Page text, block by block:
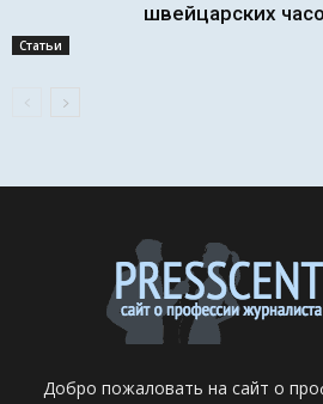
Статьи
швейцарских
Добро пожаловать на сайт о